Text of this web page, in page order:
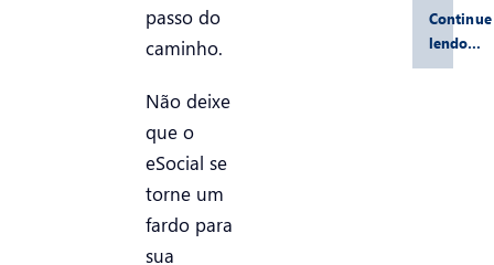
passo do
caminho.
Não deixe
que o
eSocial se
torne um
fardo para
sua
Continue
lendo…